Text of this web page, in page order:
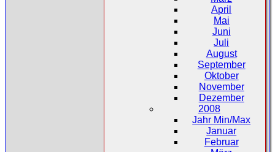
April
Mai
Juni
Juli
August
September
Oktober
November
Dezember
2008
Jahr Min/Max
Januar
Februar